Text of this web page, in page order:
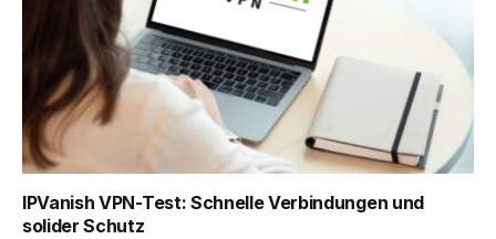
IPVanish VPN-Test: Schnelle Verbindungen und
solider Schutz